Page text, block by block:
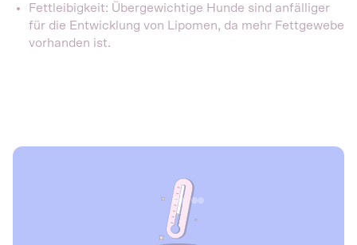
Fettleibigkeit: Übergewichtige Hunde sind anfälliger
für die Entwicklung von Lipomen, da mehr Fettgewebe
vorhanden ist.